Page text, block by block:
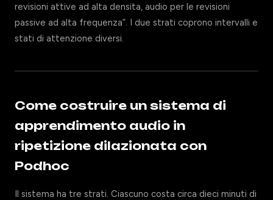
revisioni attive ad alta densita, audio per le revisioni
passive ad alta frequenza”. I due strati coprono intervalli e
stati di attenzione diversi.
Come costruire un sistema di
apprendimento audio in
ripetizione dilazionata con
Podhoc
Il sistema ha tre strati. Ciascuno costa circa dieci minuti di